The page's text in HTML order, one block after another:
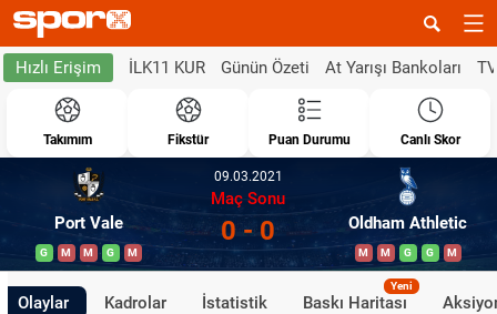
Hızlı Erişim İLK11 KUR Günün Özeti At Yarışı Bankoları
Takımım Fikstür Puan Durumu Canlı Skor
Port Vale
G M M G M
09.03.2021
Maç Sonu
0 - 0 Oldham Athletic
M M G G M
Olaylar Kadrolar İstatistik Baskı Haritası
Yeni